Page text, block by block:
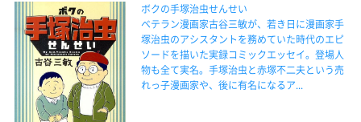
ボクの手塚治虫せんせい
ベテラン漫画家古谷三敏が、若き日に漫画家手
塚治虫のアシスタントを務めていた時代のエピ
ソードを描いた実録コミックエッセイ。登場人
物も全て実名。手塚治虫と赤塚不二夫という売
れっ子漫画家や、後に有名になるア...